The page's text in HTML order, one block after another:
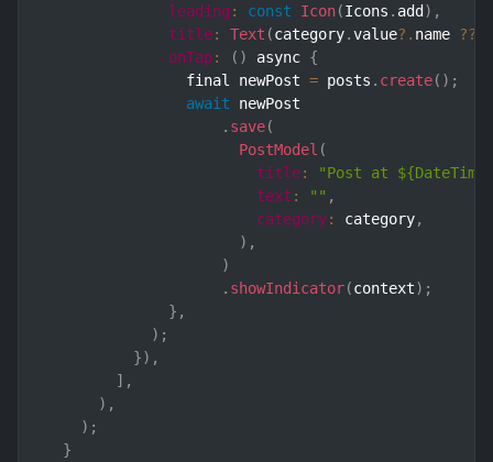
leading : const Icon(Icons . add ) ,
title: Text (category.value?. name ??
onTap: ( ) async {
                final newPost
= posts . create( ) ;
await newPost
. save(
PostModel (
title:
"Post at
text : "" ,
category: category,
) ,
)
. showIndicator(context) ;
} ,
) ;
}) ,
] ,
) ,
) ;
}